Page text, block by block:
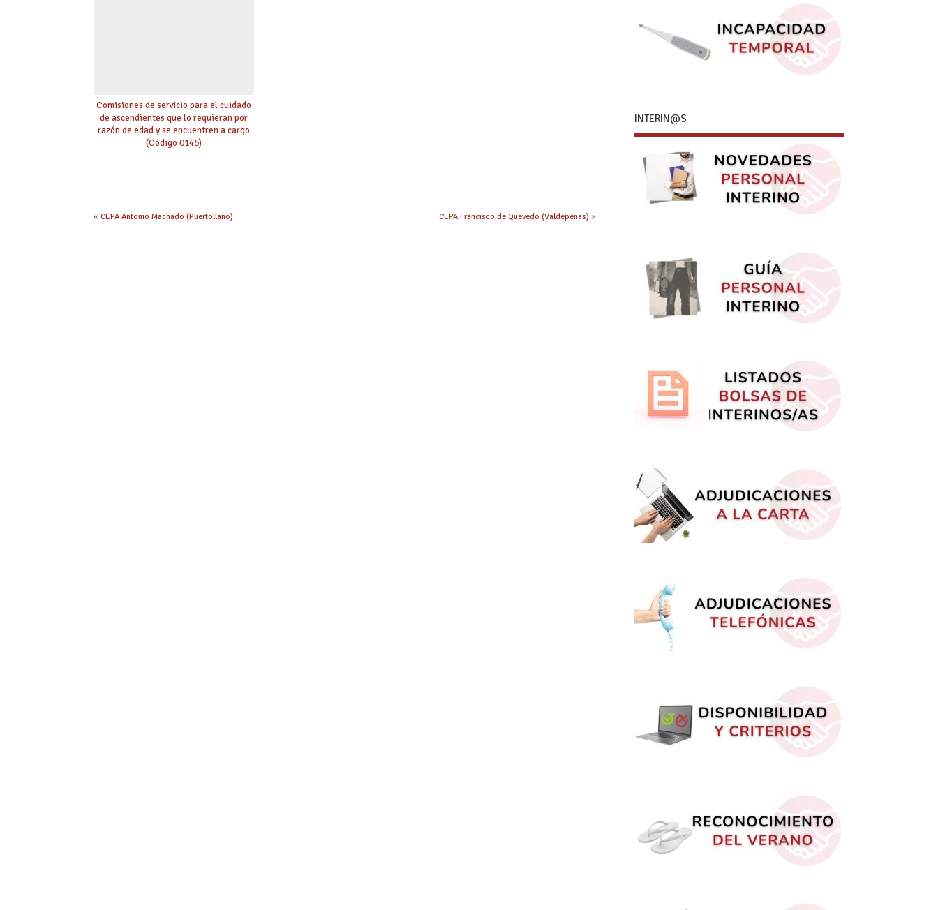
Comisiones de servicio para el cuidado
de ascendientes que lo requieran por
razón de edad y se encuentren a cargo
(Código 0145)
«CEPA Antonio Machado (Puertollano) CEPA Francisco de Quevedo (Valdepeñas) »
INTERIN@S